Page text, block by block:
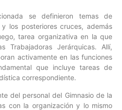
se definieron temas de
los posteriores cruces, además
tarea organizativa en la que
Trabajadoras Jerárquicas. Allí,
activamente en las funciones
que incluye tareas de
correspondiente.
del personal del Gimnasio de la
con la organización y lo mismo